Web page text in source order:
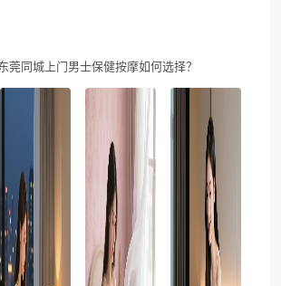
莞同城上门男士保健按摩如何选择？